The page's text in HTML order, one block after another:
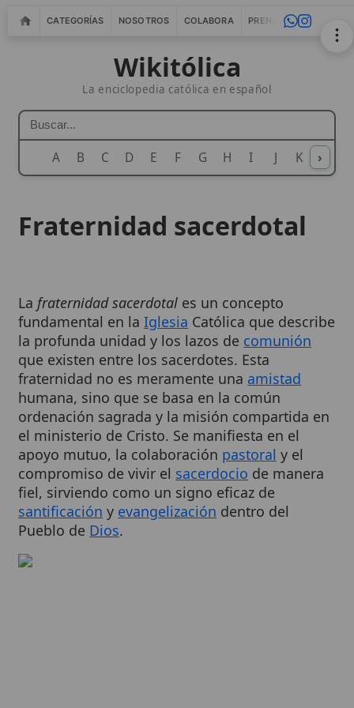
CATEGORÍAS NOSOTROS COLABORA PRENSA WEBMASTERS
Wikitólica
La enciclopedia católica en español
A B C D E F G H I J K L M
›
la profunda unidad y los lazos de comunión
que existen entre los sacerdotes. Esta
fraternidad no es meramente unaamistad
humana, sino que se basa en la común
ordenación sagrada y la misión compartida en
el ministerio de Cristo. Se manifiesta en el
apoyo mutuo, la colaboraciónpastoraly el
compromiso de vivir elsacerdociode manera
fiel, sirviendo como un signo eficaz de
santificaciónyevangelizacióndentro del
Pueblo deDios.